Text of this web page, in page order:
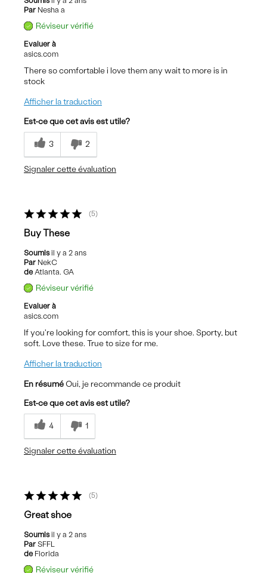
Par Nesha a
Réviseur vérifié
Evaluer à
asics.com
There so comfortable i love them any wait to more is in
stock
Afficher la traduction
Est-ce que cet avis est utile?
3 2
Signaler cette évaluation
5
Buy These
Soumisil y a 2 ans
Par NekC
de Atlanta. GA
Réviseur vérifié
Evaluer à
asics.com
If you're looking for comfort, this is your shoe. Sporty, but
soft. Love these. True to size for me.
Afficher la traduction
En résumé Oui, je recommande ce produit
Est-ce que cet avis est utile?
4 1
Signaler cette évaluation
5
Great shoe
Soumisil y a 2 ans
Par SFFL
de Florida
Réviseur vérifié